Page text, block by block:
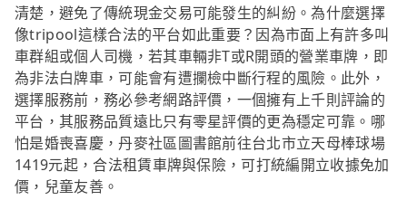
清楚，避免了傳統現金交易可能發生的糾紛。為什麼選擇
像tripool這樣合法的平台如此重要？因為市面上有許多叫
車群組或個人司機，若其車輛非T或R開頭的營業車牌，即
為非法白牌車，可能會有遭攔檢中斷行程的風險。此外，
選擇服務前，務必參考網路評價，一個擁有上千則評論的
平台，其服務品質遠比只有零星評價的更為穩定可靠。哪
怕是婚喪喜慶，丹麥社區圖書館前往台北市立天母棒球場
1419元起，合法租賃車牌與保險，可打統編開立收據免加
價，兒童友善。